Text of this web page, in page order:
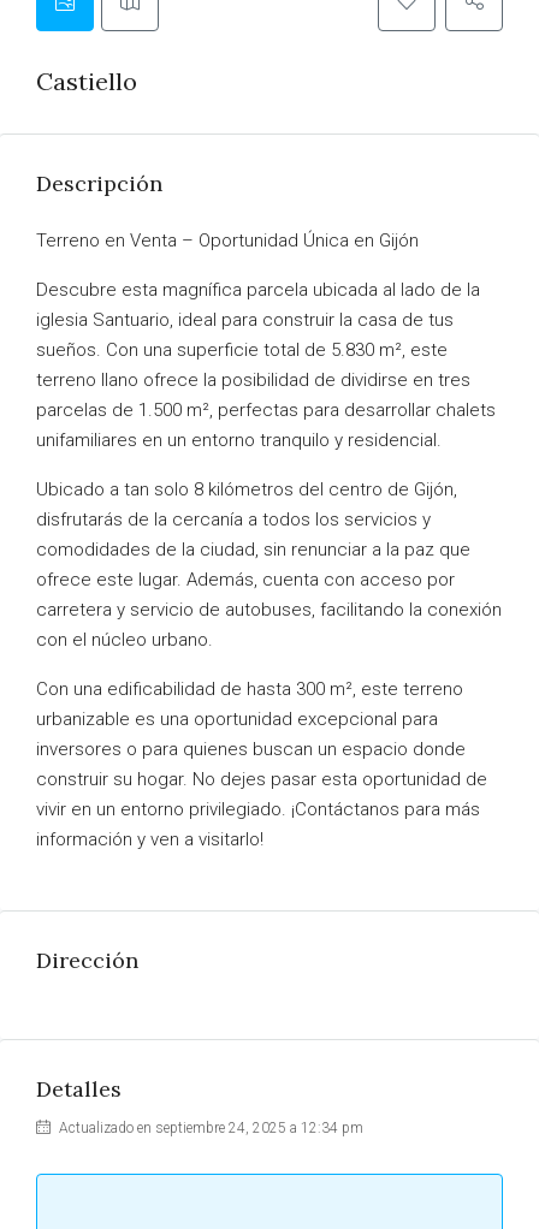
Castiello
Descripción
Terreno en Venta – Oportunidad Única en Gijón
Descubre esta magnífica parcela ubicada al lado de la
iglesia Santuario, ideal para construir la casa de tus
sueños. Con una superficie total de 5.830 m², este
terreno llano ofrece la posibilidad de dividirse en tres
parcelas de 1.500 m², perfectas para desarrollar chalets
unifamiliares en un entorno tranquilo y residencial.
Ubicado a tan solo 8 kilómetros del centro de Gijón,
disfrutarás de la cercanía a todos los servicios y
comodidades de la ciudad, sin renunciar a la paz que
ofrece este lugar. Además, cuenta con acceso por
carretera y servicio de autobuses, facilitando la conexión
con el núcleo urbano.
Con una edificabilidad de hasta 300 m², este terreno
urbanizable es una oportunidad excepcional para
inversores o para quienes buscan un espacio donde
construir su hogar. No dejes pasar esta oportunidad de
vivir en un entorno privilegiado. ¡Contáctanos para más
información y ven a visitarlo!
Dirección
Detalles
Actualizado en septiembre 24, 2025 a 12:34 pm